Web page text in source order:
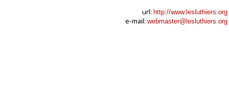
url: http://www.lesluthiers.org
e-mail: webmaster@lesluthiers.org